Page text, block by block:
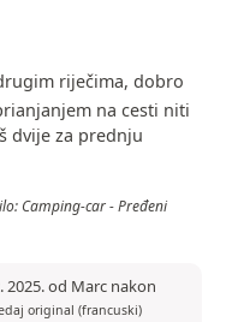
riječima, dobro
na cesti niti
dvije za prednju
Camping-car - Pređeni
2025. od Marc nakon
original (francuski)